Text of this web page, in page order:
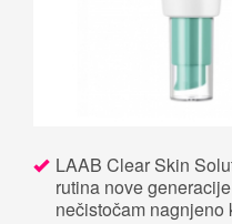
LAAB Clear Skin
rutina nove
nečistočam nagnjeno